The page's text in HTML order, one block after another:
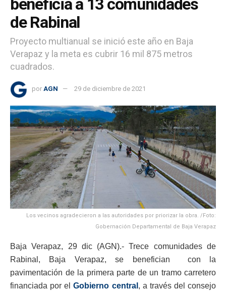
de Rabinal
Proyecto multianual se inició este año en Baja
Verapaz y la meta es cubrir 16 mil 875 metros
cuadrados.
por AGN 29 de diciembre de 2021
Los vecinos agradecieron a las autoridades por priorizar la obra. /Foto:
Gobernación Departamental de Baja Verapaz
Baja Verapaz, 29 dic (AGN).- Trece comunidades de
Rabinal, Baja Verapaz, se benefician con la
pavimentación de la primera parte de un tramo carretero
financiada por elGobierno central , a través del consejo